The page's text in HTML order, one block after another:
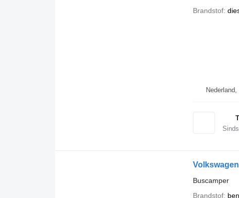
Brandstof
Sinds
Buscamper
Brandstof